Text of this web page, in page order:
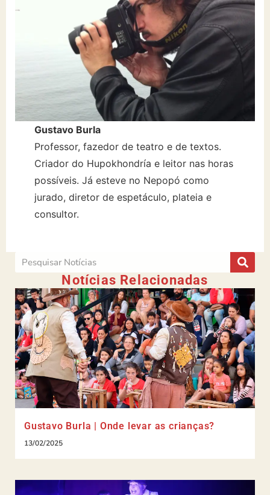
Gustavo Burla
Professor, fazedor de teatro e de textos.
Criador do Hupokhondría e leitor nas horas
possíveis. Já esteve no Nepopó como
jurado, diretor de espetáculo, plateia e
consultor.
Notícias Relacionadas
Gustavo Burla | Onde levar as crianças?
13/02/2025